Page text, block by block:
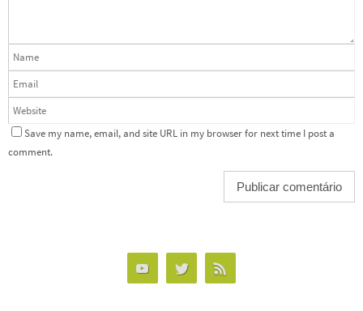
Save my name, email, and site URL in my browser for next time I post a
comment.